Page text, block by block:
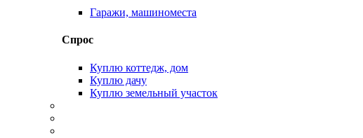
Гаражи, машиноместа
Спрос
Куплю коттедж, дом
Куплю дачу
Куплю земельный участок